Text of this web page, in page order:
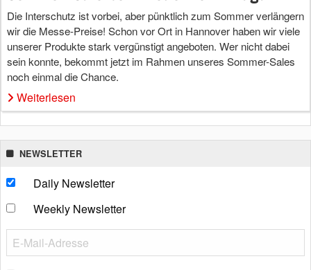
Die Interschutz ist vorbei, aber pünktlich zum Sommer verlängern
wir die Messe-Preise! Schon vor Ort in Hannover haben wir viele
unserer Produkte stark vergünstigt angeboten. Wer nicht dabei
sein konnte, bekommt jetzt im Rahmen unseres Sommer-Sales
noch einmal die Chance.
Weiterlesen
NEWSLETTER
Daily Newsletter
Weekly Newsletter